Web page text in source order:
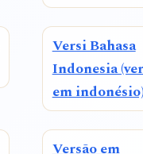
Versi Bahasa
Indonesia
em
Versão em